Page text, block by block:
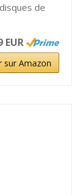
de
EUR
sur Amazon